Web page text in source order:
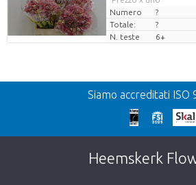
Numero
?
Totale:
?
N. teste
6+
Precedente
We're sorry
This page does not exist.
button below to return to
Siamo accreditati ISO
Heemskerk